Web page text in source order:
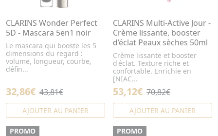
CLARINS Wonder Perfect
5D - Mascara 5en1 noir
Le mascara qui booste les 5
dimensions du regard :
volume, longueur, courbe,
défin...
32,86€ 43,81€
AJOUTER AU PANIER
CLARINS Multi-Active Jour -
Crème lissante, booster
d’éclat Peaux sèches 50ml
Crème lissante et booster
d'éclat. Texture riche et
confortable. Enrichie en
[NIAC...
53,12€ 70,82€
AJOUTER AU PANIER
PROMO
PROMO